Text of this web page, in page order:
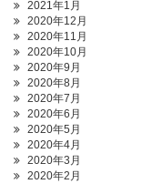
2021年1月
2020年12月
2020年11月
2020年10月
2020年9月
2020年8月
2020年7月
2020年6月
2020年5月
2020年4月
2020年3月
2020年2月